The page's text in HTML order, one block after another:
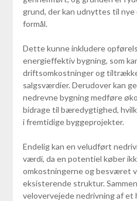
grund, der kan udnyttes til
formål.
Dette kunne inkludere
energieffektiv bygning, som
driftsomkostninger og
salgsværdier. Derudover kan
nedrevne bygning medføre
bidrage til bæredygtighed,
i fremtidige byggeprojekter.
Endelig kan en veludført
værdi, da en potentiel køber
omkostningerne og besværet
eksisterende struktur.
velovervejede nedrivning af et